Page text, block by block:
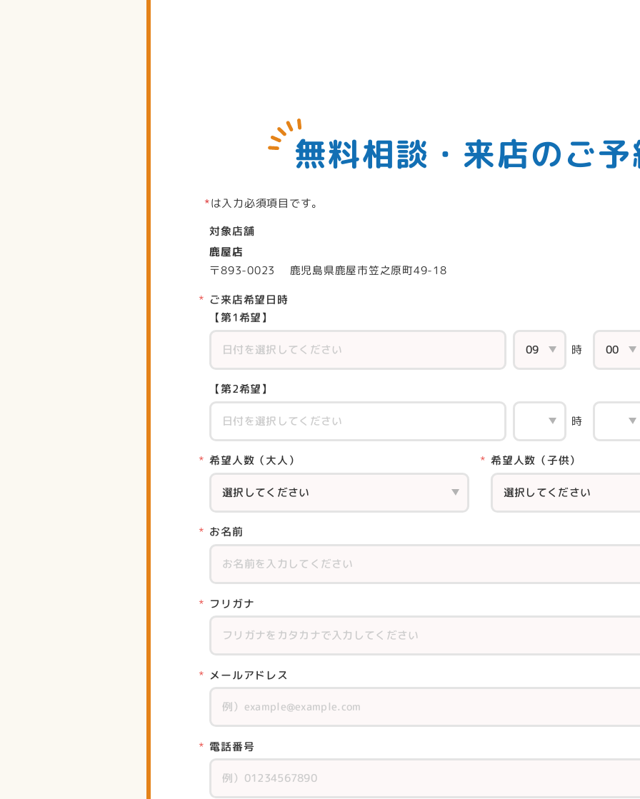
無料相談・来店のご
*は入力必須項目です。
対象店舗
鹿屋店
〒893-0023 鹿児島県鹿屋市笠之原町49-18
ご来店希望日時
【第1希望】
時
【第2希望】
時
希望人数（大人） 希望人数（子供）
お名前
フリガナ
メールアドレス
電話番号